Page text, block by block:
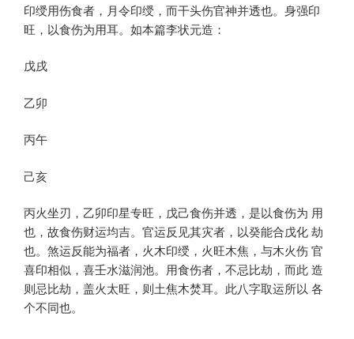
印绶用伤食者，月令印绶，而干头伤官神并透也。身强印
旺，以食伤为用耳。如本篇李状元造：
戊戌
乙卯
丙午
己亥
丙火坐刃，乙卯印星专旺，戊己食伤并透，是以食伤为 用
也，故食伤财运均吉。官运反见其灾者，以癸能合戊化 劫
也。煞运反能为福者，火木印绶，火旺木焦，与木火伤 官
喜印相似，喜壬水滋润池。用食伤者，不忌比劫，而此 造
则忌比劫，盖火太旺，则土焦木焚耳。此八字取运所以 各
个不同也。